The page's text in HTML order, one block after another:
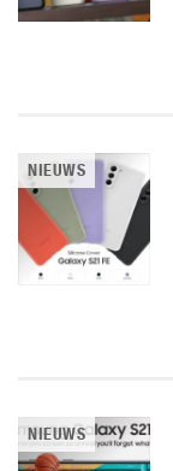
NIEUWS
NIEUWS